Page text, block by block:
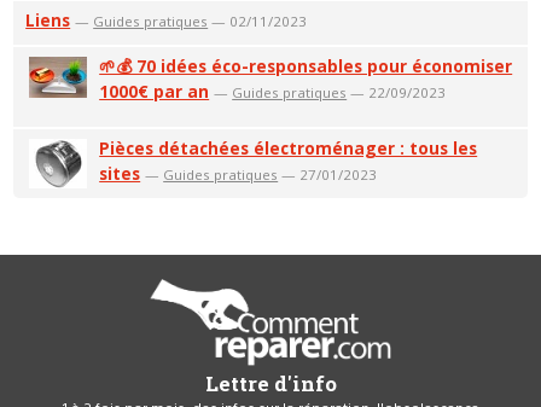
Liens — Guides pratiques — 02/11/2023
🌱💰 70 idées éco-responsables pour économiser
1000€ par an — Guides pratiques — 22/09/2023
Pièces détachées électroménager : tous les
sites — Guides pratiques — 27/01/2023
Lettre d'info